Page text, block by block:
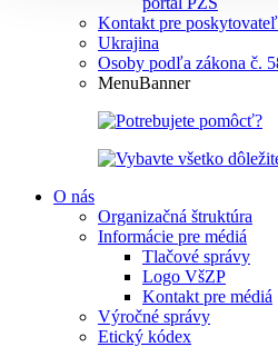
Kontakt pre
Ukrajina
Osoby podľa zákona č.
MenuBanner
O nás
Organizačná štruktúra
Informácie pre médiá
Tlačové správy
Logo VšZP
Kontakt pre médiá
Výročné správy
Etický kódex